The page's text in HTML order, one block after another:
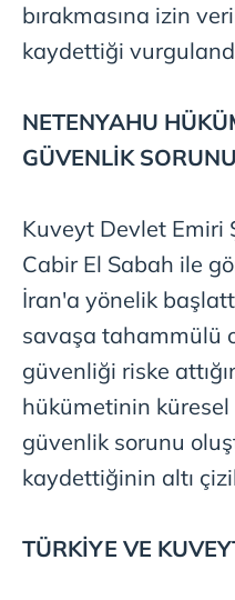
bırakmasına izin
kaydettiği
NETENYAHU
GÜVENLİK
Kuveyt Devlet Emiri
Cabir El Sabah ile
İran'a yönelik
savaşa tahammülü
güvenliği riske
hükümetinin
güvenlik sorunu
kaydettiğinin altı
TÜRKİYE VE